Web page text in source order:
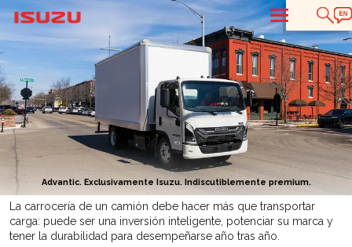
Advantic. Exclusivamente Isuzu. Indiscutiblemente premium.
La carrocería de un camión debe hacer más que transportar
carga: puede ser una inversión inteligente, potenciar su marca y
tener la durabilidad para desempeñarse año tras año.